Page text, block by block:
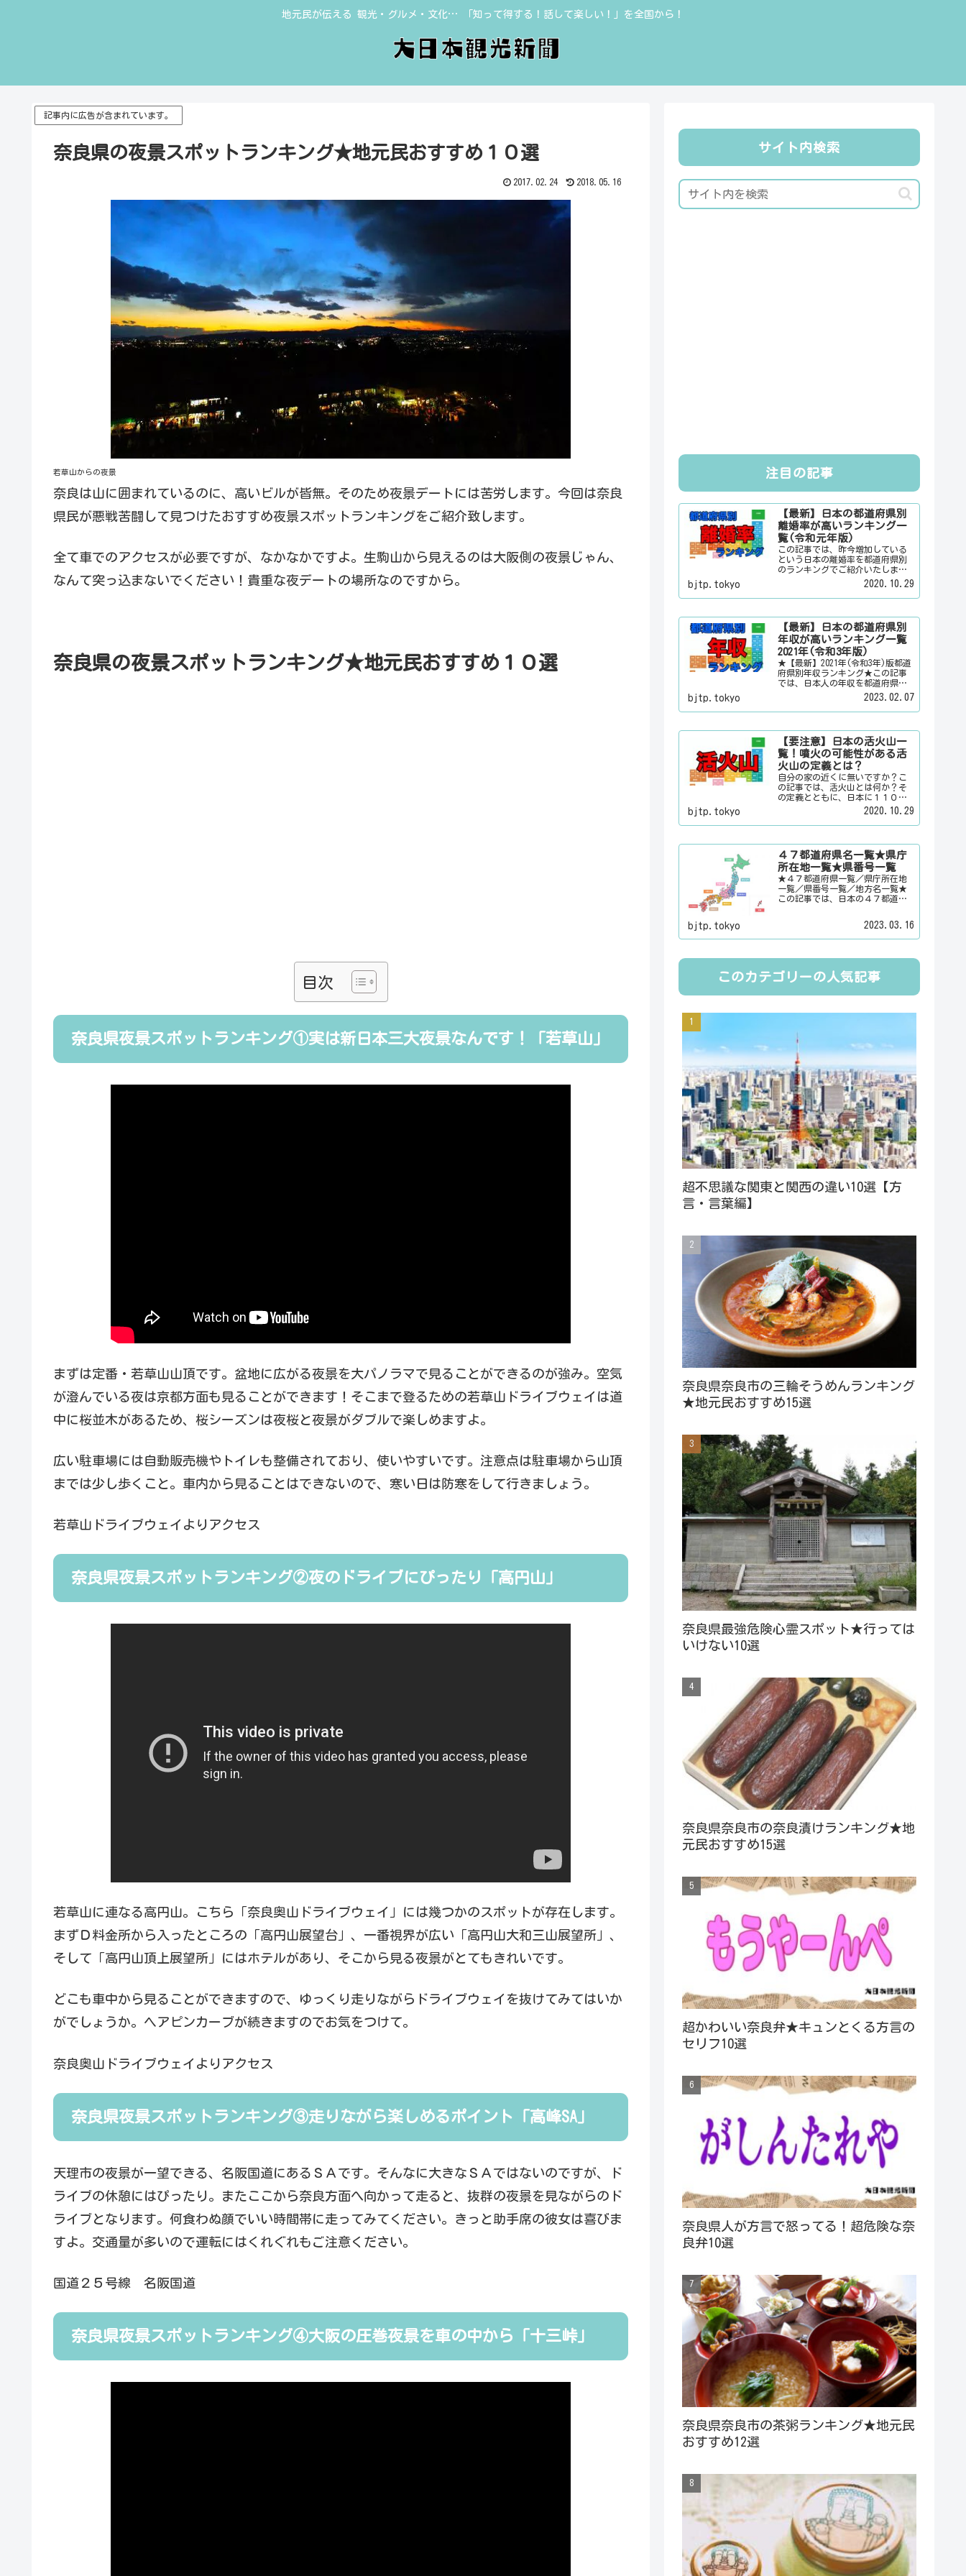
地元民が伝える 観光・グルメ・文化… 「知って得する！話して楽しい！」を全国から！
記事内に広告が含まれています。
奈良県の夜景スポットランキング★地元民おすすめ１０選
2017.02.24 2018.05.16
若草山からの夜景
奈良は山に囲まれているのに、高いビルが皆無。そのため夜景デートには苦労します。今回は奈良
県民が悪戦苦闘して見つけたおすすめ夜景スポットランキングをご紹介致します。
全て車でのアクセスが必要ですが、なかなかですよ。生駒山から見えるのは大阪側の夜景じゃん、
なんて突っ込まないでください！貴重な夜デートの場所なのですから。
奈良県の夜景スポットランキング★地元民おすすめ１０選
目次
奈良県夜景スポットランキング①実は新日本三大夜景なんです！「若草山」
まずは定番・若草山山頂です。盆地に広がる夜景を大パノラマで見ることができるのが強み。空気
が澄んでいる夜は京都方面も見ることができます！そこまで登るための若草山ドライブウェイは道
中に桜並木があるため、桜シーズンは夜桜と夜景がダブルで楽しめますよ。
広い駐車場には自動販売機やトイレも整備されており、使いやすいです。注意点は駐車場から山頂
までは少し歩くこと。車内から見ることはできないので、寒い日は防寒をして行きましょう。
若草山ドライブウェイよりアクセス
奈良県夜景スポットランキング②夜のドライブにぴったり「高円山」
若草山に連なる高円山。こちら「奈良奥山ドライブウェイ」には幾つかのスポットが存在します。
まずＤ料金所から入ったところの「高円山展望台」、一番視界が広い「高円山大和三山展望所」、
そして「高円山頂上展望所」にはホテルがあり、そこから見る夜景がとてもきれいです。
どこも車中から見ることができますので、ゆっくり走りながらドライブウェイを抜けてみてはいか
がでしょうか。ヘアピンカーブが続きますのでお気をつけて。
奈良奥山ドライブウェイよりアクセス
奈良県夜景スポットランキング③走りながら楽しめるポイント「高峰SA」
天理市の夜景が一望できる、名阪国道にあるＳＡです。そんなに大きなＳＡではないのですが、ド
ライブの休憩にはぴったり。またここから奈良方面へ向かって走ると、抜群の夜景を見ながらのド
ライブとなります。何食わぬ顔でいい時間帯に走ってみてください。きっと助手席の彼女は喜びま
すよ。交通量が多いので運転にはくれぐれもご注意ください。
国道２５号線 名阪国道
奈良県夜景スポットランキング④大阪の圧巻夜景を車の中から「十三峠」
サイト内検索
注目の記事
【最新】日本の都道府県別
離婚率が高いランキング一
覧(令和元年版)
この記事では、昨今増加している
という日本の離婚率を都道府県別
のランキングでご紹介いたしま
す。日本人は３組に１組が離婚す
るというのは本当なのかその真偽
は？その他にも、大日本観光新聞
スポット・デートスポット・パワ
ースポット・心霊スポットなどの
各都道府県の観光情報・ローカル
情報を配信しています。
bjtp.tokyo 2020.10.29
【最新】日本の都道府県別
年収が高いランキング一覧
2021年(令和3年版)
★【最新】2021年(令和3年)版都道
府県別年収ランキング★この記事
では、日本人の年収を都道府県別
のランキングで「男女合計」「男
性のみ」「女性のみ」の３パター
ンでご紹介いたします。また、月
と平均の勤続年数についても表示
しています。
bjtp.tokyo 2023.02.07
【要注意】日本の活火山一
覧！噴火の可能性がある活
火山の定義とは？
自分の家の近くに無いですか？こ
の記事では、活火山とは何か？そ
の定義とともに、日本に１１０有
るという活火山を一覧でご紹介い
たします。その他にも、大日本観
光新聞では、方言・お土産・名
ト・パワースポット・心霊スポッ
トなどの各都道府県の観光情報・
ローカル情報を配信しています。
bjtp.tokyo 2020.10.29
４７都道府県名一覧★県庁
所在地一覧★県番号一覧
★４７都道府県一覧／県庁所在地
一覧／県番号一覧／地方名一覧★
この記事では、日本の４７都道府
す。それぞれの都道府県名、県庁
所在地、地方名のリンク先にはそ
います。
bjtp.tokyo 2023.03.16
このカテゴリーの人気記事
超不思議な関東と関西の違い10選【方
言・言葉編】
奈良県奈良市の三輪そうめんランキング
★地元民おすすめ15選
奈良県最強危険心霊スポット★行っては
いけない10選
奈良県奈良市の奈良漬けランキング★地
元民おすすめ15選
超かわいい奈良弁★キュンとくる方言の
セリフ10選
奈良県人が方言で怒ってる！超危険な奈
良弁10選
奈良県奈良市の茶粥ランキング★地元民
おすすめ12選